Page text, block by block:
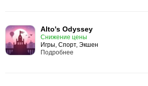
Alto's Odyssey
Снижение цены
Игры, Спорт, Экшен
Подробнее